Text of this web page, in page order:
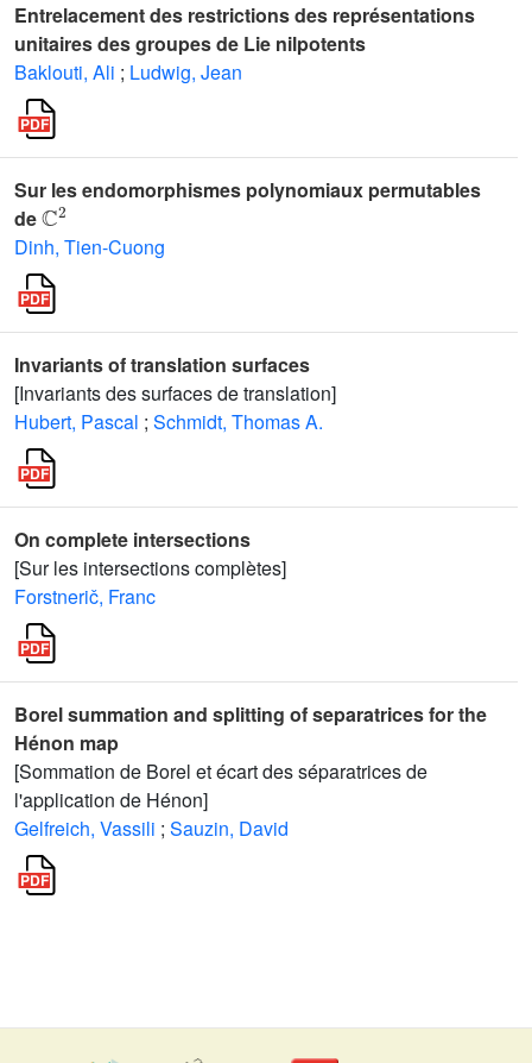
Entrelacement des restrictions des représentations
unitaires des groupes de Lie nilpotents
Baklouti, Ali ; Ludwig, Jean
Sur les endomorphismes polynomiaux permutables
de
ℂ2
Dinh, Tien-Cuong
Invariants of translation surfaces
[Invariants des surfaces de translation]
Hubert, Pascal ; Schmidt, Thomas A.
On complete intersections
[Sur les intersections complètes]
Forstnerič, Franc
Borel summation and splitting of separatrices for the
Hénon map
[Sommation de Borel et écart des séparatrices de
l'application de Hénon]
Gelfreich, Vassili ; Sauzin, David